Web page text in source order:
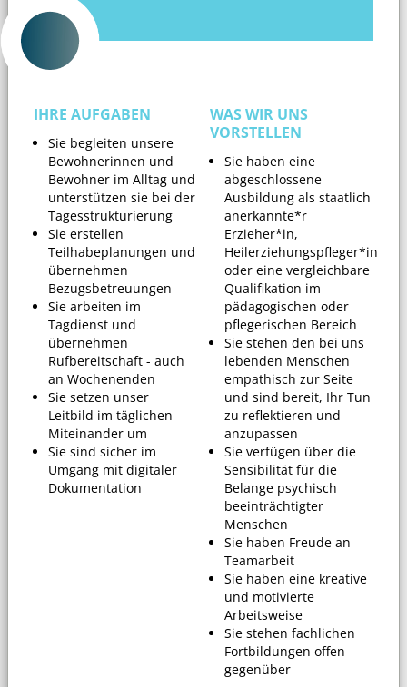
IHRE AUFGABEN
Sie begleiten unsere
Bewohnerinnen und
Bewohner im Alltag und
unterstützen sie bei der
Tagesstrukturierung
Sie erstellen
Teilhabeplanungen und
übernehmen
Bezugsbetreuungen
Sie arbeiten im
Tagdienst und
übernehmen
Rufbereitschaft - auch
an Wochenenden
Sie setzen unser
Leitbild im täglichen
Miteinander um
Sie sind sicher im
Umgang mit digitaler
Dokumentation
WAS WIR UNS
VORSTELLEN
Sie haben eine
abgeschlossene
Ausbildung als staatlich
anerkannte*r
Erzieher*in,
Heilerziehungspfleger*in
oder eine vergleichbare
Qualifikation im
pädagogischen oder
pflegerischen Bereich
Sie stehen den bei uns
lebenden Menschen
empathisch zur Seite
und sind bereit, Ihr Tun
zu reflektieren und
anzupassen
Sie verfügen über die
Sensibilität für die
Belange psychisch
beeinträchtigter
Menschen
Sie haben Freude an
Teamarbeit
Sie haben eine kreative
und motivierte
Arbeitsweise
Sie stehen fachlichen
Fortbildungen offen
gegenüber